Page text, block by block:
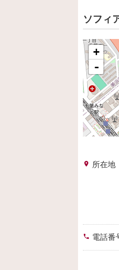
ソフィ
+
-
place 所在地
phone 電話番